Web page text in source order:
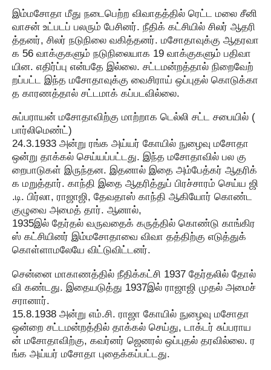
இம்மசோதா மீது நடைபெற்ற விவாதத்தில் ரெட்ட மலை சீனி
வாசன் உட்படப் பலரும் பேசினர். நீதிக் கட்சியில் சிலர் ஆதரி
த்தனர், சிலர் நடுநிலை வகித்தனர். மசோதாவுக்கு ஆதரவா
க 56 வாக்குகளும் நடுநிலையாக 19 வாக்குகளும் பதிவா
யின. எதிர்ப்பு என்பதே இல்லை. சட்டமன்றத்தால் நிறைவேற்
றப்பட்ட இந்த மசோதாவுக்கு வைசிராய் ஒப்புதல் கொடுக்கா
த காரணத்தால் சட்டமாக் கப்படவில்லை.
சுப்பராயன் மசோதாவிற்கு மாற்றாக டெல்லி சட்ட சபையில் (
பார்லிமெண்ட்)
24.3.1933 அன்று ரங்க அய்யர் கோயில் நுழைவு மசோதா
ஒன்று தாக்கல் செய்யப்பட்டது. இந்த மசோதாவில் பல கு
றைபாடுகள் இருந்தன. இதனால் இதை அம்பேத்கர் ஆதரிக்
க மறுத்தார். காந்தி இதை ஆதரித்துப் பிரச்சாரம் செய்ய ஜி
.டி. பிர்லா, ராஜாஜி, தேவதாஸ் காந்தி ஆகியோர் கொண்ட
குழுவை அமைத் தார். ஆனால்,
1935இல் தேர்தல் வருவதைக் கருத்தில் கொண்டு காங்கிர
ஸ் கட்சியினர் இம்மசோதாவை விவா தத்திற்கு எடுத்துக்
கொள்ளாமலேயே விட்டுவிட்டனர்.
சென்னை மாகாணத்தில் நீதிக்கட்சி 1937 தேர்தலில் தோல்
வி கண்டது. இதையடுத்து 1937இல் ராஜாஜி முதல் அமைச்
சரானார்.
15.8.1938 அன்று எம்.சி. ராஜா கோயில் நுழைவு மசோதா
ஒன்றை சட்டமன்றத்தில் தாக்கல் செய்து, டாக்டர் சுப்பராய
ன் மசோதாவிற்கு, கவர்னர் ஜெனரல் ஒப்புதல் தரவில்லை. ர
ங்க அய்யர் மசோதா புதைக்கப்பட்டது.